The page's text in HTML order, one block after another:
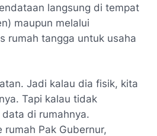
langsung di tempat
maupun melalui
rumah tangga untuk usaha
Jadi kalau dia fisik, kita
Tapi kalau tidak
di rumahnya.
rumah Pak Gubernur,